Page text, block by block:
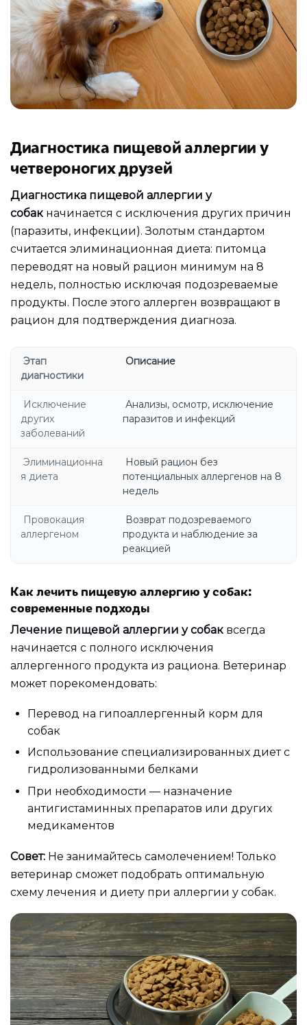
Диагностика пищевой аллергии у
четвероногих друзей
Диагностика пищевой аллергии у
собак начинается с исключения других причин
(паразиты, инфекции). Золотым стандартом
считается элиминационная диета: питомца
переводят на новый рацион минимум на 8
недель, полностью исключая подозреваемые
продукты. После этого аллерген возвращают в
рацион для подтверждения диагноза.
Этап
диагностики
Описание
Исключение
других
заболеваний
Анализы, осмотр, исключение
паразитов и инфекций
Элиминационна
я диета
Новый рацион без
потенциальных аллергенов на 8
недель
Провокация
аллергеном
Возврат подозреваемого
продукта и наблюдение за
реакцией
Как лечить пищевую аллергию у собак:
современные подходы
Лечение пищевой аллергии у собак всегда
начинается с полного исключения
аллергенного продукта из рациона. Ветеринар
может порекомендовать:
Перевод на гипоаллергенный корм для
собак
Использование специализированных диет с
гидролизованными белками
При необходимости — назначение
антигистаминных препаратов или других
медикаментов
Совет: Не занимайтесь самолечением! Только
ветеринар сможет подобрать оптимальную
схему лечения и диету при аллергии у собак.